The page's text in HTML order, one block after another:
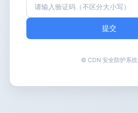
提交
© CDN 安全防护系统